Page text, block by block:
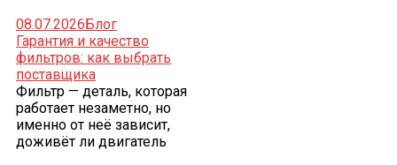
08.07.2026Блог
Гарантия и качество
фильтров: как выбрать
поставщика
Фильтр — деталь, которая
работает незаметно, но
именно от неё зависит,
доживёт ли двигатель